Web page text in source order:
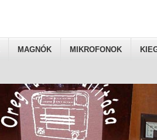
MAGNÓK MIKROFONOK